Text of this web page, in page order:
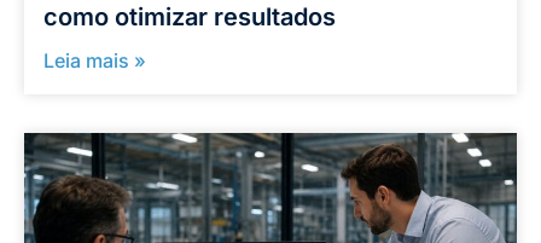
como otimizar resultados
Leia mais »